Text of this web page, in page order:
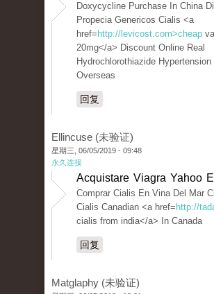
Doxycycline Purchase In China
Propecia Genericos Cialis <a
href= http://levicost.com>cheap
20mg</a> Discount Online Real
Hydrochlorothiazide Hypertension
Overseas
回复
Ellincuse (未验证)
星期三, 06/05/2019 - 09:48
永久连接
Acquistare Viagra Yahoo
Comprar Cialis En Vina Del Mar
Cialis Canadian <a href= http://
cialis from india</a> In Canada
回复
Matglaphy (未验证)